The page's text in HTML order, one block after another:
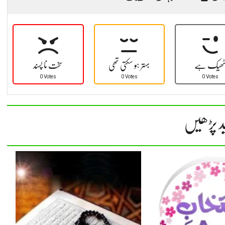
سخت نا پسند
0 Votes
بہتر ہو سکتی تھی
0 Votes
ہے
0 Votes
پڑھیں